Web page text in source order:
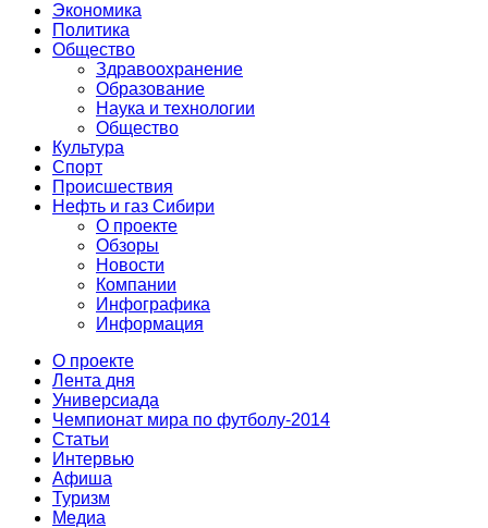
Экономика
Политика
Общество
Здравоохранение
Образование
Наука и технологии
Общество
Культура
Спорт
Происшествия
Нефть и газ Сибири
О проекте
Обзоры
Новости
Компании
Инфографика
Информация
О проекте
Лента дня
Универсиада
Чемпионат мира по футболу-2014
Статьи
Интервью
Афиша
Туризм
Медиа